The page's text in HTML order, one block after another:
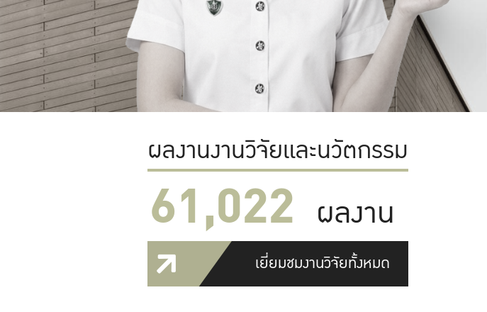
ผลงานงานวิจัยและนวัตกรรม
61,022 ผลงาน
เยี่ยมชมงานวิจัยทั้งหมด